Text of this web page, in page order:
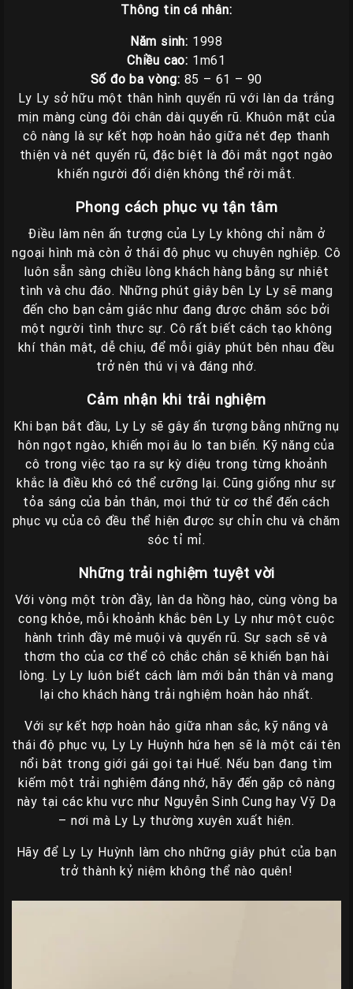
Thông tin cá nhân:
Năm sinh: 1998
Chiều cao: 1m61
Số đo ba vòng: 85 – 61 – 90
Ly Ly sở hữu một thân hình quyến rũ với làn da trắng
mịn màng cùng đôi chân dài quyến rũ. Khuôn mặt của
cô nàng là sự kết hợp hoàn hảo giữa nét đẹp thanh
thiện và nét quyến rũ, đặc biệt là đôi mắt ngọt ngào
khiến người đối diện không thể rời mắt.
Phong cách phục vụ tận tâm
Điều làm nên ấn tượng của Ly Ly không chỉ nằm ở
ngoại hình mà còn ở thái độ phục vụ chuyên nghiệp. Cô
luôn sẵn sàng chiều lòng khách hàng bằng sự nhiệt
tình và chu đáo. Những phút giây bên Ly Ly sẽ mang
đến cho bạn cảm giác như đang được chăm sóc bởi
một người tình thực sự. Cô rất biết cách tạo không
khí thân mật, dễ chịu, để mỗi giây phút bên nhau đều
trở nên thú vị và đáng nhớ.
Cảm nhận khi trải nghiệm
Khi bạn bắt đầu, Ly Ly sẽ gây ấn tượng bằng những nụ
hôn ngọt ngào, khiến mọi âu lo tan biến. Kỹ năng của
cô trong việc tạo ra sự kỳ diệu trong từng khoảnh
khắc là điều khó có thể cưỡng lại. Cũng giống như sự
tỏa sáng của bản thân, mọi thứ từ cơ thể đến cách
phục vụ của cô đều thể hiện được sự chỉn chu và chăm
sóc tỉ mỉ.
Những trải nghiệm tuyệt vời
Với vòng một tròn đầy, làn da hồng hào, cùng vòng ba
cong khỏe, mỗi khoảnh khắc bên Ly Ly như một cuộc
hành trình đầy mê muội và quyến rũ. Sự sạch sẽ và
thơm tho của cơ thể cô chắc chắn sẽ khiến bạn hài
lòng. Ly Ly luôn biết cách làm mới bản thân và mang
lại cho khách hàng trải nghiệm hoàn hảo nhất.
Với sự kết hợp hoàn hảo giữa nhan sắc, kỹ năng và
thái độ phục vụ, Ly Ly Huỳnh hứa hẹn sẽ là một cái tên
nổi bật trong giới gái gọi tại Huế. Nếu bạn đang tìm
kiếm một trải nghiệm đáng nhớ, hãy đến gặp cô nàng
này tại các khu vực như Nguyễn Sinh Cung hay Vỹ Dạ
– nơi mà Ly Ly thường xuyên xuất hiện.
Hãy để Ly Ly Huỳnh làm cho những giây phút của bạn
trở thành kỷ niệm không thể nào quên!